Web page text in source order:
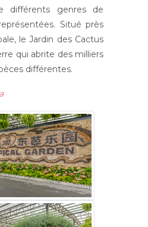
différents genres de
Situé près
le Jardin des Cactus
qui abrite des milliers
différentes.